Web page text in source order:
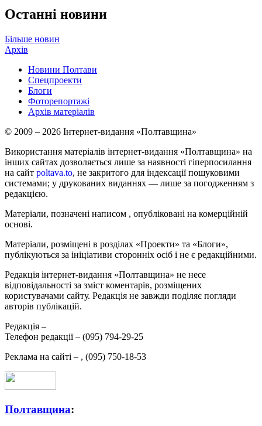
Останні новини
Більше новин
Архів
Новини Полтави
Спецпроекти
Блоги
Фоторепортажі
Архів матеріалів
© 2009 – 2026 Інтернет-видання «Полтавщина»
Використання матеріалів інтернет-видання «Полтавщина» на
інших сайтах дозволяється лише за наявності гіперпосилання
на сайт poltava.to, не закритого для індексації пошуковими
системами; у друкованих виданнях — лише за погодженням з
редакцією.
Матеріали, позначені написом , опубліковані на комерційній
основі.
Матеріали, розміщені в розділах «Проекти» та «Блоги»,
публікуються за ініціативи сторонніх осіб і не є редакційними.
Редакція інтернет-видання «Полтавщина» не несе
відповідальності за зміст коментарів, розміщених
користувачами сайту. Редакція не завжди поділяє погляди
авторів публікацій.
Редакція –
Телефон редакції – (095) 794-29-25
Реклама на сайті – , (095) 750-18-53
Полтавщина: